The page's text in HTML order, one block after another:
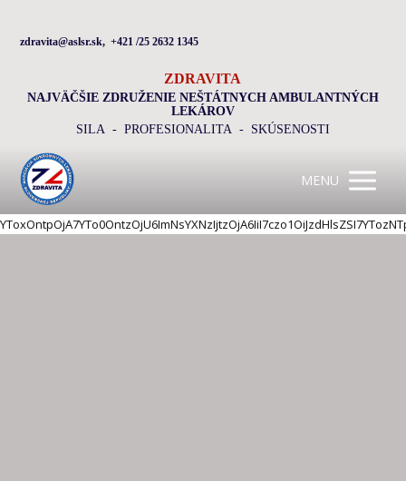
zdravita@aslsr.sk, +421 /25 2632 1345
ZDRAVITA
NAJVÄČŠIE ZDRUŽENIE NEŠTÁTNYCH AMBULANTNÝCH
LEKÁROV
SILA - PROFESIONALITA - SKÚSENOSTI
MENU